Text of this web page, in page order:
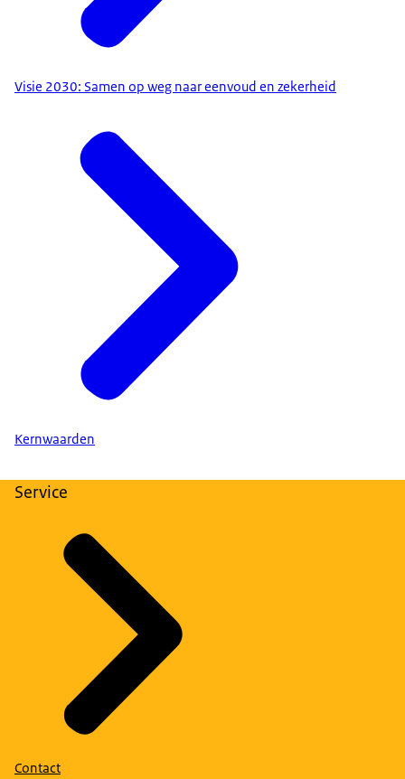
Visie 2030: Samen op weg naar eenvoud en zekerheid
Kernwaarden
Service
Contact